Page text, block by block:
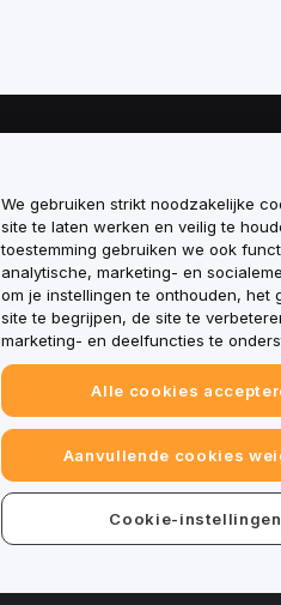
Beleid inzake
belangenverstrengeling
Samenvatting van het
inzake bewaring en
administratie
ESG-informatie
Crypto-whitepapers van
We gebruiken strikt noodzakelijke
site te laten werken en veilig te
toestemming gebruiken we ook
analytische, marketing- en
om je instellingen te onthouden, het
site te begrijpen, de site te
marketing- en deelfuncties te
Alle cookies
Aanvullende cookies
Cookie-instellingen